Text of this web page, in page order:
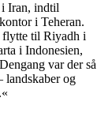
i Iran, indtil
i Teheran.
flytte til Riyadh i
i Indonesien,
var der så
landskaber og